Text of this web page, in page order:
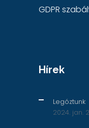
GDPR
Hírek
Legóztunk
2024. jan.